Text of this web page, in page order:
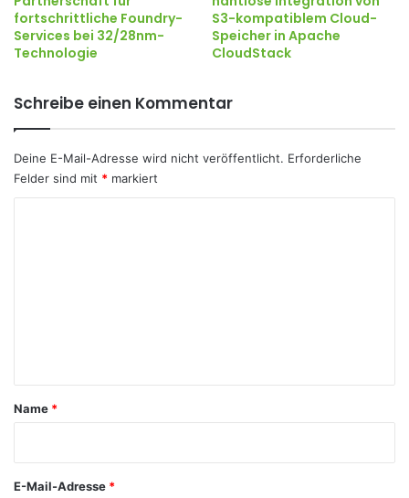
fortschrittliche Foundry-
Services bei 32/28nm-
Technologie
S3-kompatiblem Cloud-
Speicher in Apache
CloudStack
Schreibe einen Kommentar
Deine E-Mail-Adresse wird nicht veröffentlicht. Erforderliche
Felder sind mit * markiert
a
Name *
E-Mail-Adresse *